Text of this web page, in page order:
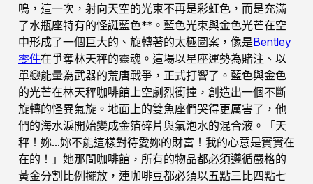
鳴，這一次，射向天空的光束不再是彩虹色，而是充滿
了水瓶座特有的怪誕藍色**。藍色光束與金色光芒在空
中形成了一個巨大的、旋轉著的太極圖案，像是Bentley
零件在爭奪林天秤的靈魂。這場以星座運勢為賭注、以
單戀能量為武器的荒唐戰爭，正式打響了。藍色與金色
的光芒在林天秤咖啡館上空劇烈衝撞，創造出一個不斷
旋轉的怪異氣旋。地面上的雙魚座們哭得更厲害了，他
們的海水淚開始變成金箔碎片與氣泡水的混合液。「天
秤！妳…妳不能這樣對待愛妳的財富！我的心意是實實在
在的！」她那間咖啡館，所有的物品都必須遵循嚴格的
黃金分割比例擺放，連咖啡豆都必須以五點三比四點七